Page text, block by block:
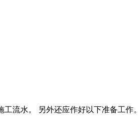
流水。 另外还应作好以下准备工作。